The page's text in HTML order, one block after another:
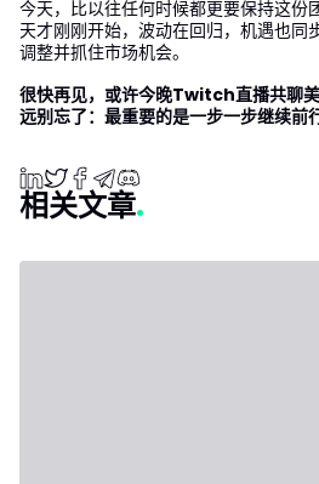
今天，比以往任何时候都更要保持这份
天才刚刚开始，波动在回归，机遇也同
调整并抓住市场机会。
很快再见，或许今晚Twitch直播共聊
远别忘了：最重要的是一步一步继续前
相关文章